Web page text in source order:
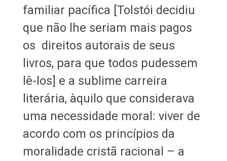
familiar pacífica [Tolstói decidiu
que não lhe seriam mais pagos
os direitos autorais de seus
livros, para que todos pudessem
lê-los] e a sublime carreira
literária, àquilo que considerava
uma necessidade moral: viver de
acordo com os princípios da
moralidade cristã racional – a